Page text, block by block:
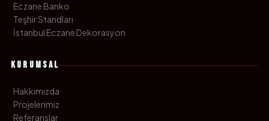
Eczane Banko
Teşhir Standları
İstanbul Eczane Dekorasyon
KURUMSAL
Hakkımızda
Projelerimiz
Referanslar